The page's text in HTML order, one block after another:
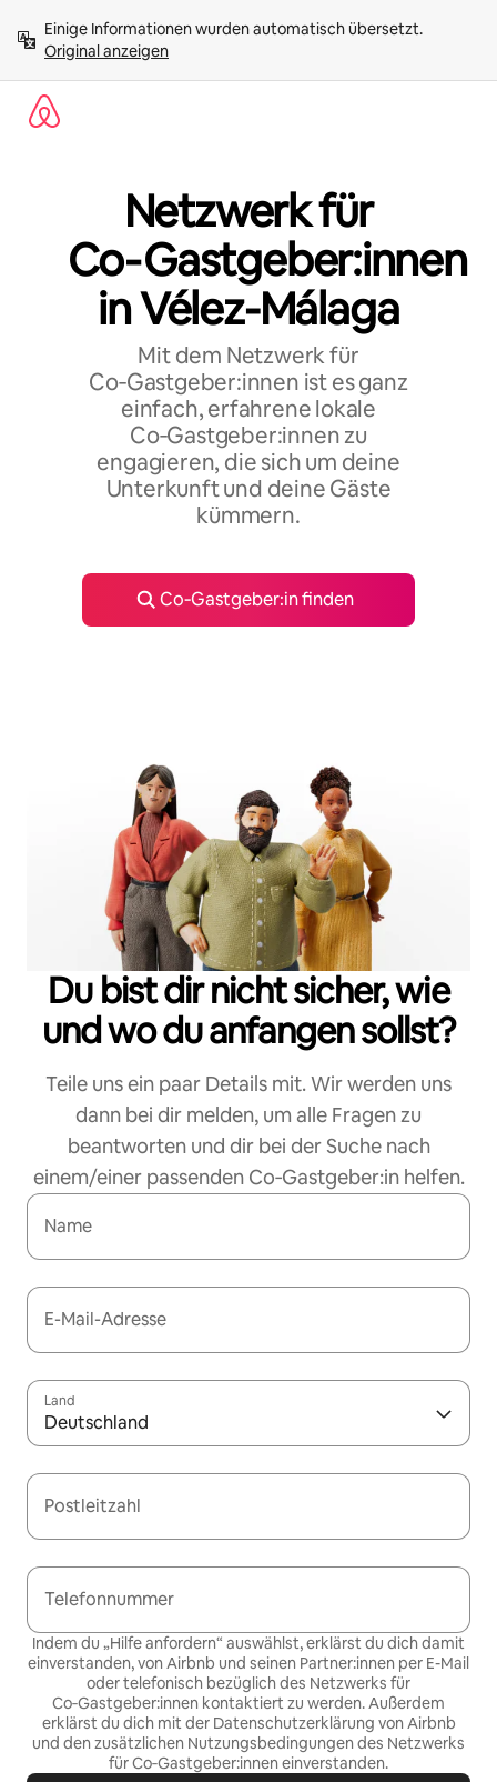
Inhalten
springenOriginal anzeigen
Netzwerk für
Co‑Gastgeber:innen
in Vélez-Málaga
Mit dem Netzwerk für
Co‑Gastgeber:innen ist es ganz
einfach, erfahrene lokale
Co‑Gastgeber:innen zu
engagieren, die sich um deine
Unterkunft und deine Gäste
kümmern.
Co‑Gastgeber:in finden
Du bist dir nicht sicher, wie
und wo du anfangen sollst?
Teile uns ein paar Details mit. Wir werden uns
dann bei dir melden, um alle Fragen zu
beantworten und dir bei der Suche nach
einem/einer passenden Co‑Gastgeber:in helfen.
Name
E-Mail-Adresse
Land
Deutschland
Postleitzahl
Telefonnummer
Indem du „Hilfe anfordern“ auswählst, erklärst du dich damit
einverstanden, von Airbnb und seinen Partner:innen per E-Mail
oder telefonisch bezüglich des Netzwerks für
Co‑Gastgeber:innen kontaktiert zu werden. Außerdem
erklärst du dich mit der Datenschutzerklärung von Airbnb
und denzusätzlichen Nutzungsbedingungen des Netzwerks
für Co‑Gastgeber:inneneinverstanden.